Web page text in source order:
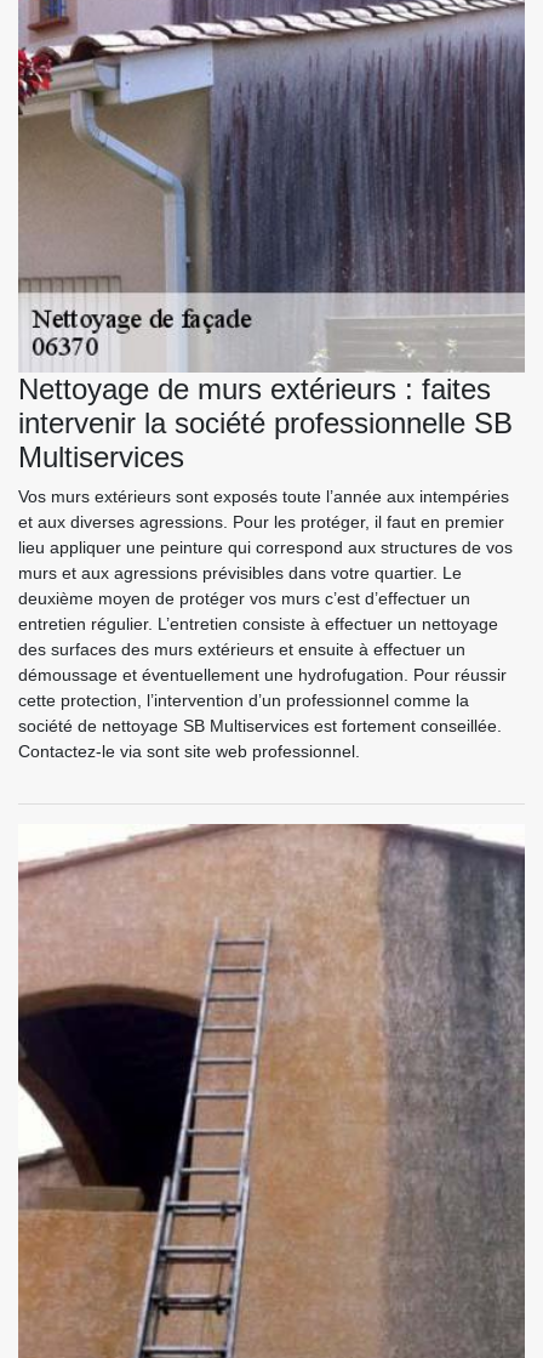
Nettoyage de murs extérieurs : faites
intervenir la société professionnelle SB
Multiservices
Vos murs extérieurs sont exposés toute l’année aux intempéries
et aux diverses agressions. Pour les protéger, il faut en premier
lieu appliquer une peinture qui correspond aux structures de vos
murs et aux agressions prévisibles dans votre quartier. Le
deuxième moyen de protéger vos murs c’est d’effectuer un
entretien régulier. L’entretien consiste à effectuer un nettoyage
des surfaces des murs extérieurs et ensuite à effectuer un
démoussage et éventuellement une hydrofugation. Pour réussir
cette protection, l’intervention d’un professionnel comme la
société de nettoyage SB Multiservices est fortement conseillée.
Contactez-le via sont site web professionnel.